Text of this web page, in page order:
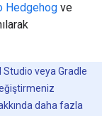
Hedgehog ve
Studio veya Gradle
daha fazla